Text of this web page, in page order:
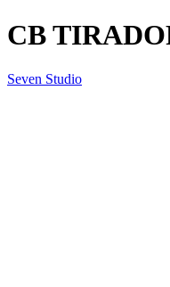
CB
Seven Studio